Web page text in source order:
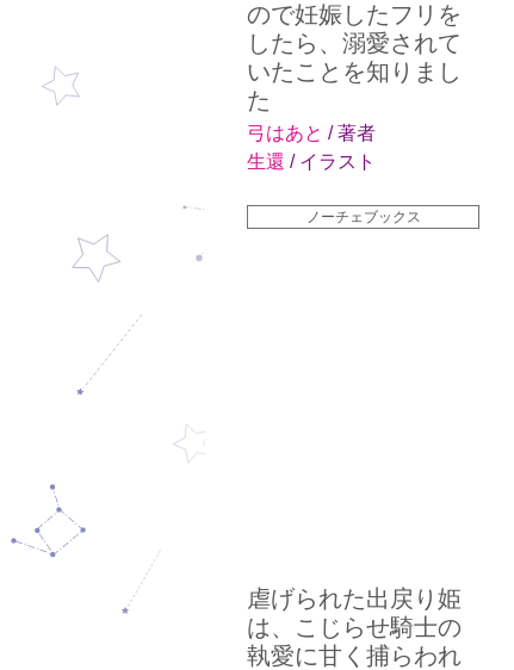
ので妊娠したフリを
したら、溺愛されて
いたことを知りまし
た
弓はあと / 著者
生還 / イラスト
ノーチェブックス
虐げられた出戻り姫
は、こじらせ騎士の
執愛に甘く捕らわれ